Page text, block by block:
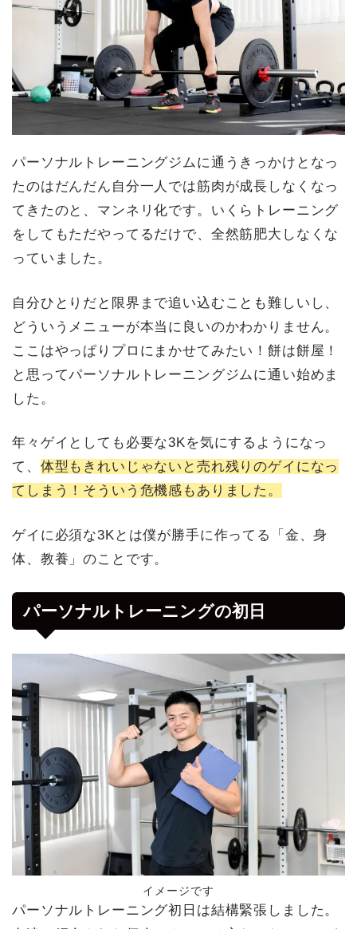
パーソナルトレーニングジムに通うきっかけとなっ
たのはだんだん自分一人では筋肉が成長しなくなっ
てきたのと、マンネリ化です。いくらトレーニング
をしてもただやってるだけで、全然筋肥大しなくな
っていました。
自分ひとりだと限界まで追い込むことも難しいし、
どういうメニューが本当に良いのかわかりません。
ここはやっぱりプロにまかせてみたい！餅は餅屋！
と思ってパーソナルトレーニングジムに通い始めま
した。
年々ゲイとしても必要な3Kを気にするようになっ
て、 体型もきれいじゃないと売れ残りのゲイになっ
てしまう！そういう危機感もありました。
ゲイに必須な3Kとは僕が勝手に作ってる「金、身
体、教養」のことです。
パーソナルトレーニングの初日
イメージです
パーソナルトレーニング初日は結構緊張しました。